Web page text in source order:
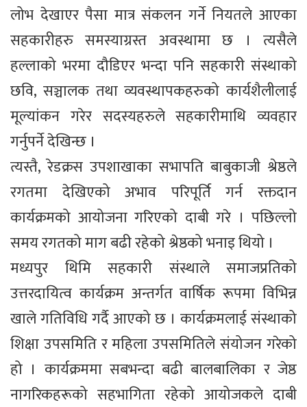
लोभ देखाएर पैसा मात्र संकलन गर्ने नियतले आएका
सहकारीहरु समस्याग्रस्त अवस्थामा छ । त्यसैले
हल्लाको भरमा दौडिएर भन्दा पनि सहकारी संस्थाको
छवि, सञ्चालक तथा व्यवस्थापकहरुको कार्यशैलीलाई
मूल्यांकन गरेर सदस्यहरुले सहकारीमाथि व्यवहार
गर्नुपर्ने देखिन्छ ।
त्यस्तै, रेडक्रस उपशाखाका सभापति बाबुकाजी श्रेष्ठले
रगतमा देखिएको अभाव परिपूर्ति गर्न रक्तदान
कार्यक्रमको आयोजना गरिएको दाबी गरे । पछिल्लो
समय रगतको माग बढी रहेको श्रेष्ठको भनाइ थियो ।
मध्यपुर थिमि सहकारी संस्थाले समाजप्रतिको
उत्तरदायित्व कार्यक्रम अन्तर्गत वार्षिक रूपमा विभिन्न
खाले गतिविधि गर्दै आएको छ । कार्यक्रमलाई संस्थाको
शिक्षा उपसमिति र महिला उपसमितिले संयोजन गरेको
हो । कार्यक्रममा सबभन्दा बढी बालबालिका र जेष्ठ
नागरिकहरूको सहभागिता रहेको आयोजकले दाबी